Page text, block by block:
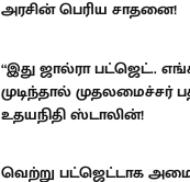
அரசின் பெரிய சாதனை!
“இது ஜால்ரா பட்ஜெட்..
முடிந்தால் முதலமைச்சர்
உதயநிதி ஸ்டாலின்!
வெற்று பட்ஜெட்டாக